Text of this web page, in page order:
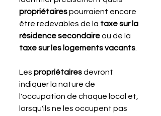
propriétaires pourraient encore
être redevables de la taxe sur la
résidence secondaire ou de la
taxe sur les logements vacants
Les propriétaires devront
indiquer la nature de
l'occupation de chaque local et,
lorsqu'ils ne les occupent pas